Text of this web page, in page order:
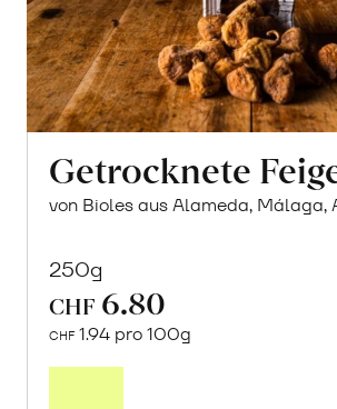
Getrocknete
von Bioles aus Alameda, Málaga,
250g
CHF 6.80
CHF 1.94 pro 100g